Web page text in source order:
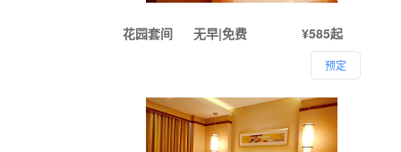
花园套间 ¥585起
无早|免费
预定